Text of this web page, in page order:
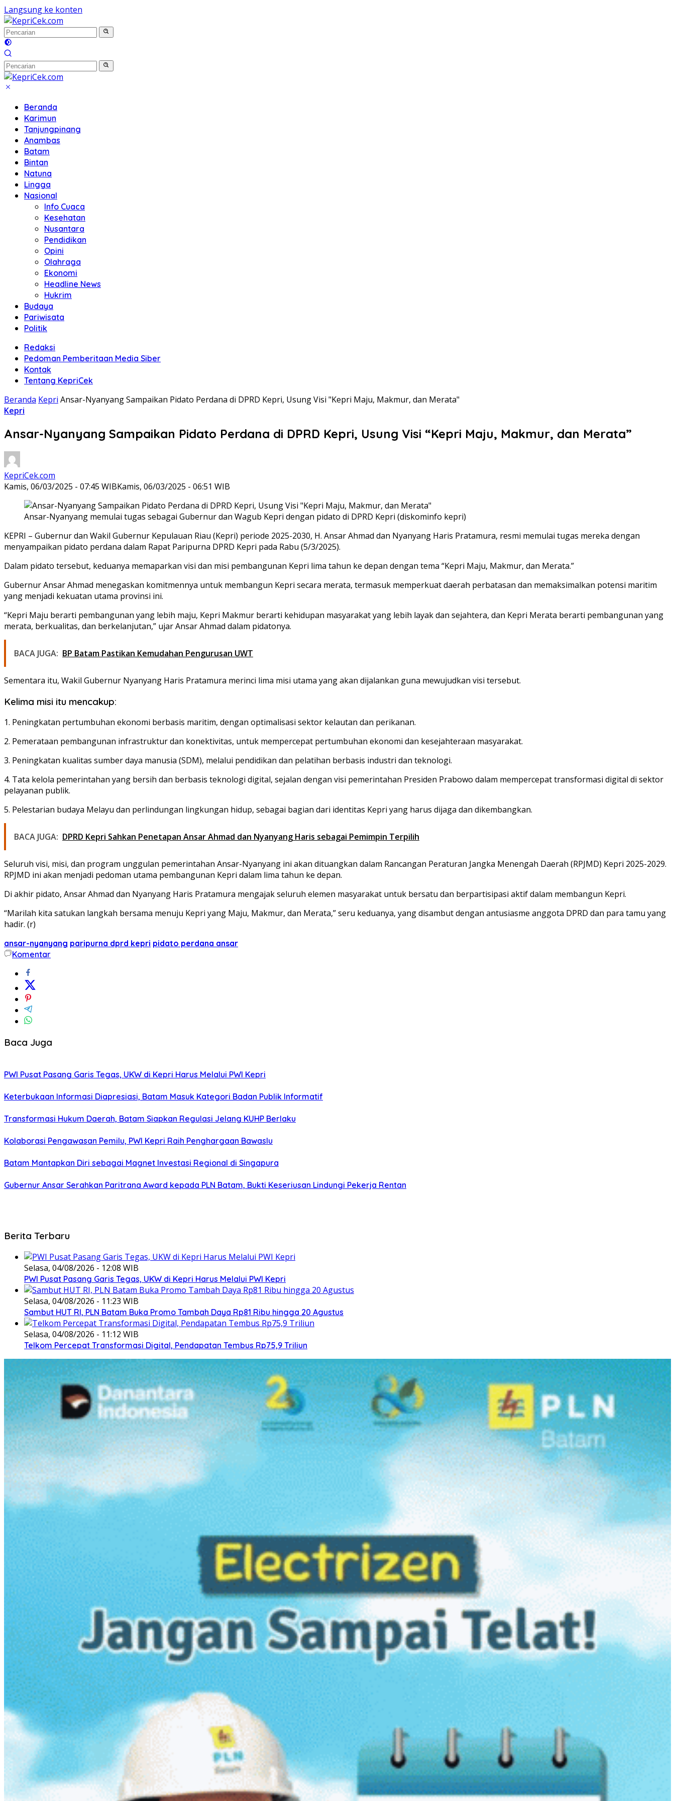
Langsung ke konten
Beranda
Karimun
Tanjungpinang
Anambas
Batam
Bintan
Natuna
Lingga
Nasional
Info Cuaca
Kesehatan
Nusantara
Pendidikan
Opini
Olahraga
Ekonomi
Headline News
Hukrim
Budaya
Pariwisata
Politik
Redaksi
Pedoman Pemberitaan Media Siber
Kontak
Tentang KepriCek
Beranda Kepri Ansar-Nyanyang Sampaikan Pidato Perdana di DPRD Kepri, Usung Visi "Kepri Maju, Makmur, dan Merata"
Kepri
Ansar-Nyanyang Sampaikan Pidato Perdana di DPRD Kepri, Usung Visi “Kepri Maju, Makmur, dan Merata”
KepriCek.com
Kamis, 06/03/2025 - 07:45 WIBKamis, 06/03/2025 - 06:51 WIB
Ansar-Nyanyang memulai tugas sebagai Gubernur dan Wagub Kepri dengan pidato di DPRD Kepri (diskominfo kepri)
KEPRI – Gubernur dan Wakil Gubernur Kepulauan Riau (Kepri) periode 2025-2030, H. Ansar Ahmad dan Nyanyang Haris Pratamura, resmi memulai tugas mereka dengan
menyampaikan pidato perdana dalam Rapat Paripurna DPRD Kepri pada Rabu (5/3/2025).
Dalam pidato tersebut, keduanya memaparkan visi dan misi pembangunan Kepri lima tahun ke depan dengan tema “Kepri Maju, Makmur, dan Merata.”
Gubernur Ansar Ahmad menegaskan komitmennya untuk membangun Kepri secara merata, termasuk memperkuat daerah perbatasan dan memaksimalkan potensi maritim
yang menjadi kekuatan utama provinsi ini.
“Kepri Maju berarti pembangunan yang lebih maju, Kepri Makmur berarti kehidupan masyarakat yang lebih layak dan sejahtera, dan Kepri Merata berarti pembangunan yang
merata, berkualitas, dan berkelanjutan,” ujar Ansar Ahmad dalam pidatonya.
BACA JUGA: BP Batam Pastikan Kemudahan Pengurusan UWT
Sementara itu, Wakil Gubernur Nyanyang Haris Pratamura merinci lima misi utama yang akan dijalankan guna mewujudkan visi tersebut.
Kelima misi itu mencakup:
1. Peningkatan pertumbuhan ekonomi berbasis maritim, dengan optimalisasi sektor kelautan dan perikanan.
2. Pemerataan pembangunan infrastruktur dan konektivitas, untuk mempercepat pertumbuhan ekonomi dan kesejahteraan masyarakat.
3. Peningkatan kualitas sumber daya manusia (SDM), melalui pendidikan dan pelatihan berbasis industri dan teknologi.
4. Tata kelola pemerintahan yang bersih dan berbasis teknologi digital, sejalan dengan visi pemerintahan Presiden Prabowo dalam mempercepat transformasi digital di sektor
pelayanan publik.
5. Pelestarian budaya Melayu dan perlindungan lingkungan hidup, sebagai bagian dari identitas Kepri yang harus dijaga dan dikembangkan.
BACA JUGA: DPRD Kepri Sahkan Penetapan Ansar Ahmad dan Nyanyang Haris sebagai Pemimpin Terpilih
Seluruh visi, misi, dan program unggulan pemerintahan Ansar-Nyanyang ini akan dituangkan dalam Rancangan Peraturan Jangka Menengah Daerah (RPJMD) Kepri 2025-2029.
RPJMD ini akan menjadi pedoman utama pembangunan Kepri dalam lima tahun ke depan.
Di akhir pidato, Ansar Ahmad dan Nyanyang Haris Pratamura mengajak seluruh elemen masyarakat untuk bersatu dan berpartisipasi aktif dalam membangun Kepri.
“Marilah kita satukan langkah bersama menuju Kepri yang Maju, Makmur, dan Merata,” seru keduanya, yang disambut dengan antusiasme anggota DPRD dan para tamu yang
hadir. (r)
ansar-nyanyang paripurna dprd kepri pidato perdana ansar
Komentar
Baca Juga
PWI Pusat Pasang Garis Tegas, UKW di Kepri Harus Melalui PWI Kepri
Keterbukaan Informasi Diapresiasi, Batam Masuk Kategori Badan Publik Informatif
Transformasi Hukum Daerah, Batam Siapkan Regulasi Jelang KUHP Berlaku
Kolaborasi Pengawasan Pemilu, PWI Kepri Raih Penghargaan Bawaslu
Batam Mantapkan Diri sebagai Magnet Investasi Regional di Singapura
Gubernur Ansar Serahkan Paritrana Award kepada PLN Batam, Bukti Keseriusan Lindungi Pekerja Rentan
Berita Terbaru
Selasa, 04/08/2026 - 12:08 WIB
PWI Pusat Pasang Garis Tegas, UKW di Kepri Harus Melalui PWI Kepri
Selasa, 04/08/2026 - 11:23 WIB
Sambut HUT RI, PLN Batam Buka Promo Tambah Daya Rp81 Ribu hingga 20 Agustus
Selasa, 04/08/2026 - 11:12 WIB
Telkom Percepat Transformasi Digital, Pendapatan Tembus Rp75,9 Triliun